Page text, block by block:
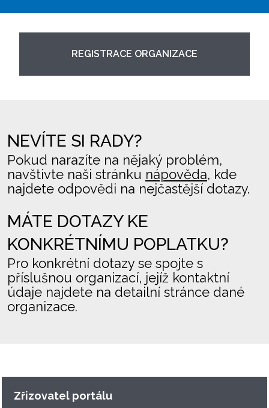
REGISTRACE ORGANIZACE
NEVÍTE SI RADY?
Pokud narazíte na nějaký problém,
navštivte naši stránku nápověda, kde
najdete odpovědi na nejčastější dotazy.
MÁTE DOTAZY KE
KONKRÉTNÍMU POPLATKU?
Pro konkrétní dotazy se spojte s
příslušnou organizací, jejíž kontaktní
údaje najdete na detailní stránce dané
organizace.
Zřizovatel portálu